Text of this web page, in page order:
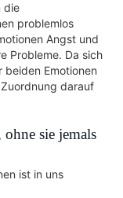
die
problemlos
Angst und
Probleme. Da sich
beiden Emotionen
darauf
sie jemals
ist in uns